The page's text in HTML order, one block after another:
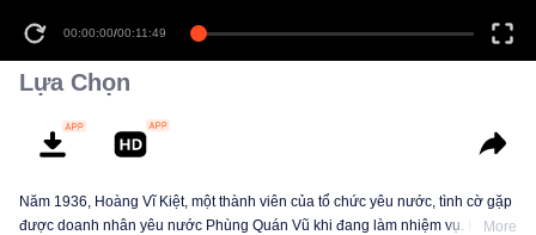
00:00:00/00:11:49
Lựa Chọn
Năm 1936, Hoàng Vĩ Kiệt, một thành viên của tổ chức yêu nước, tình cờ gặp
được doanh nhân yêu nước Phùng Quán Vũ khi đang làm nhiệm vụ. HaiMore